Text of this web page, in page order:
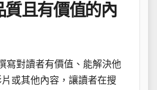
質且有價值的內
寫對讀者有價值、能解決他
或其他內容，讓讀者在搜